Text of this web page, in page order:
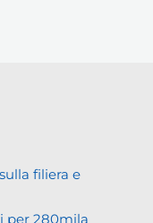
filiera e
per 280mila